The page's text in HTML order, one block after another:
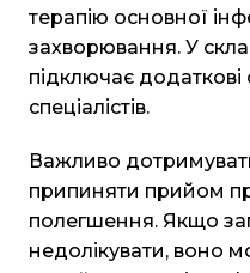
терапію основної
захворювання. У
підключає
спеціалістів.
Важливо
припиняти прийом
полегшення. Якщо
недолікувати, воно